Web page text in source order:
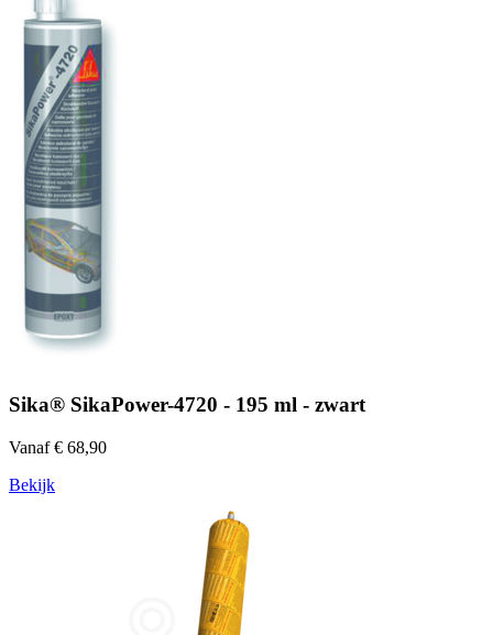
Sika® SikaPower-4720 - 195 ml - zwart
Vanaf € 68,90
Bekijk